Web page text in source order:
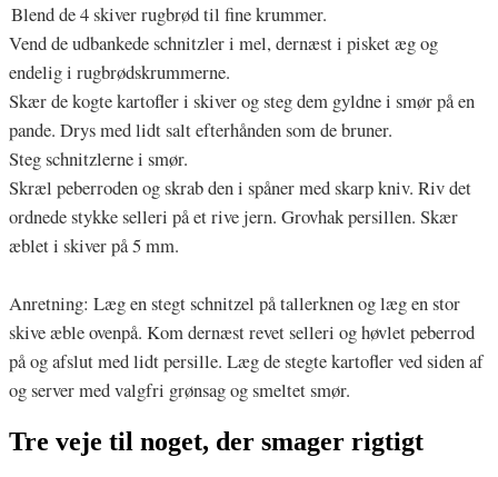
Blend de 4 skiver rugbrød til fine krummer.
Vend de udbankede schnitzler i mel, dernæst i pisket æg og
endelig i rugbrødskrummerne.
Skær de kogte kartofler i skiver og steg dem gyldne i smør på en
pande. Drys med lidt salt efterhånden som de bruner.
Steg schnitzlerne i smør.
Skræl peberroden og skrab den i spåner med skarp kniv. Riv det
ordnede stykke selleri på et rive jern. Grovhak persillen. Skær
æblet i skiver på 5 mm.
Anretning: Læg en stegt schnitzel på tallerknen og læg en stor
skive æble ovenpå. Kom dernæst revet selleri og høvlet peberrod
på og afslut med lidt persille. Læg de stegte kartofler ved siden af
og server med valgfri grønsag og smeltet smør.
Tre veje til noget, der smager rigtigt